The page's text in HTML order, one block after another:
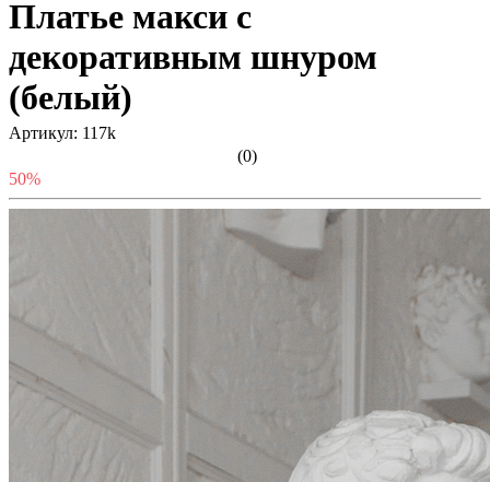
Платье макси с
декоративным шнуром
(белый)
Артикул: 117k
(0)
50%